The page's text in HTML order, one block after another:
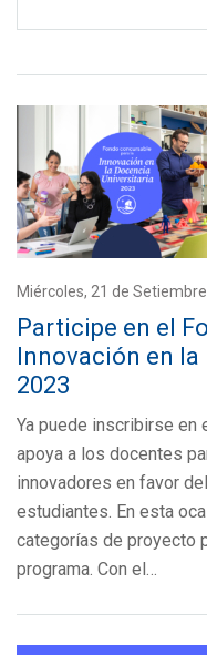
Miércoles, 21 de
Participe en el
Innovación en
2023
Ya puede inscribirse en
apoya a los docentes
innovadores en favor
estudiantes. En esta
categorías de proyecto
programa. Con el…